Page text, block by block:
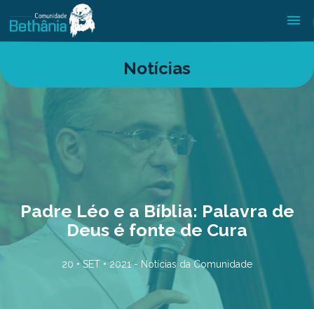
Notícias
Padre Léo e a Bíblia: Palavra de
Deus é fonte de Cura
20 • SET • 2021 - Notícias da Comunidade